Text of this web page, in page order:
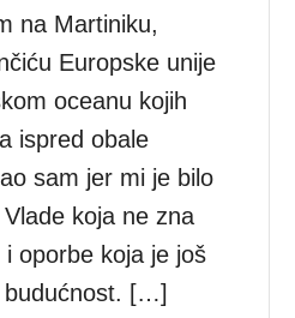
na Martiniku,
Europske unije
oceanu kojih
ispred obale
sam jer mi je bilo
koja ne zna
oporbe koja je još
budućnost. […]